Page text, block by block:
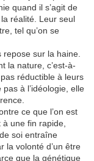
quand il s’agit de
réalité. Leur seul
tel qu’on se
sur la haine.
la nature, c’est-à-
réductible à leurs
à l’idéologie, elle
ce que l’on est
une fin rapide,
soi entraîne
la volonté d’un être
que la génétique